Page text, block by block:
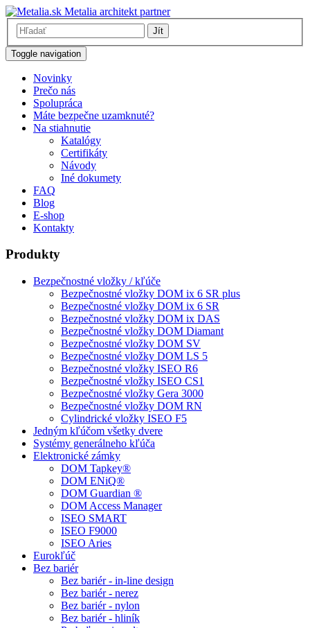
Metalia architekt partner
Jít
Toggle navigation
Novinky
Prečo nás
Spolupráca
Máte bezpečne uzamknuté?
Na stiahnutie
Katalógy
Certifikáty
Návody
Iné dokumety
FAQ
Blog
E-shop
Kontakty
Produkty
Bezpečnostné vložky / kľúče
Bezpečnostné vložky DOM ix 6 SR plus
Bezpečnostné vložky DOM ix 6 SR
Bezpečnostné vložky DOM ix DAS
Bezpečnostné vložky DOM Diamant
Bezpečnostné vložky DOM SV
Bezpečnostné vložky DOM LS 5
Bezpečnostné vložky ISEO R6
Bezpečnostné vložky ISEO CS1
Bezpečnostné vložky Gera 3000
Bezpečnostné vložky DOM RN
Cylindrické vložky ISEO F5
Jedným kľúčom všetky dvere
Systémy generálneho kľúča
Elektronické zámky
DOM Tapkey®
DOM ENiQ®
DOM Guardian ®
DOM Access Manager
ISEO SMART
ISEO F9000
ISEO Aries
Eurokľúč
Bez bariér
Bez bariér - in-line design
Bez bariér - nerez
Bez bariér - nylon
Bez bariér - hliník